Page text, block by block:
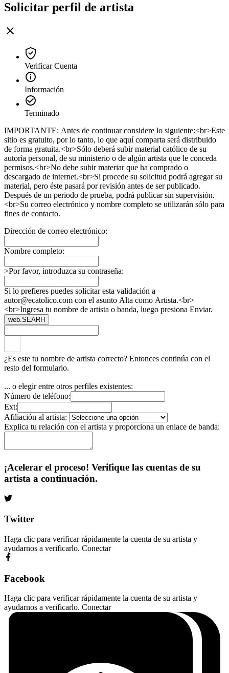
Solicitar perfil de artista
Verificar Cuenta
Información
Terminado
IMPORTANTE: Antes de continuar considere lo siguiente:<br>Este
sitio es gratuito, por lo tanto, lo que aquí comparta será distribuido
de forma gratuita.<br>Sólo deberá subir material católico de su
autoría personal, de su ministerio o de algún artista que le conceda
permisos.<br>No debe subir materiar que ha comprado o
descargado de internet.<br>Si procede su solicitud podrá agregar su
material, pero éste pasará por revisión antes de ser publicado.
Después de un periodo de prueba, podrá publicar sin supervisión.
<br>Su correo electrónico y nombre completo se utilizarán sólo para
fines de contacto.
Dirección de correo electrónico:
Nombre completo:
>Por favor, introduzca su contraseña:
Si lo prefieres puedes solicitar esta validación a
autor@ecatolico.com con el asunto Alta como Artista.<br>
<br>Ingresa tu nombre de artista o banda, luego presiona Enviar.
web.SEARH
¿Es este tu nombre de artista correcto? Entonces continúa con el
resto del formulario.
... o elegir entre otros perfiles existentes:
Número de teléfono:
Ext:
Afiliación al artista:
Explica tu relación con el artista y proporciona un enlace de banda:
¡Acelerar el proceso! Verifique las cuentas de su
artista a continuación.
Twitter
Haga clic para verificar rápidamente la cuenta de su artista y
ayudarnos a verificarlo. Conectar
Facebook
Haga clic para verificar rápidamente la cuenta de su artista y
ayudarnos a verificarlo. Conectar